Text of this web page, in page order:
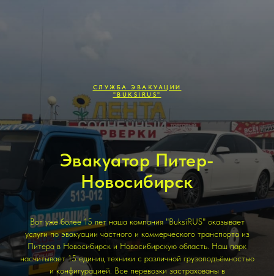
СЛУЖБА ЭВАКУАЦИИ
"BUKSIRUS"
Эвакуатор Питер-
Новосибирск
Вот уже более 15 лет наша компания "BuksiRUS" оказывает
услуги по эвакуации частного и коммерческого транспорта из
Питера в Новосибирск и Новосибирскую область. Наш парк
насчитывает 15 единиц техники с различной грузоподъёмностью
и конфигурацией. Все перевозки застрахованы в